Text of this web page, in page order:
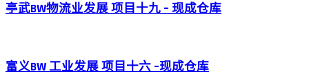
亭武BW物流业发展 项目十九 – 现成仓库
富义BW 工业发展 项目十六 –现成仓库